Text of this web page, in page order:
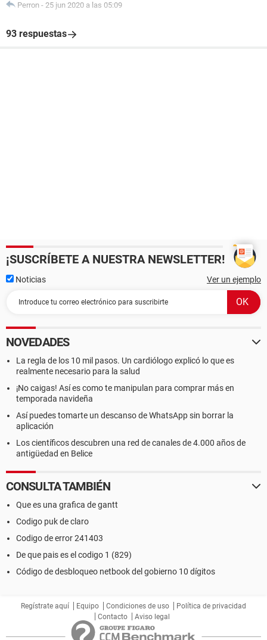
Perron - 25 jun 2020 a las 05:09
93 respuestas
¡SUSCRÍBETE A NUESTRA NEWSLETTER!
Noticias Ver un ejemplo
NOVEDADES
La regla de los 10 mil pasos. Un cardiólogo explicó lo que es
realmente necesario para la salud
¡No caigas! Así es como te manipulan para comprar más en
temporada navideña
Así puedes tomarte un descanso de WhatsApp sin borrar la
aplicación
Los científicos descubren una red de canales de 4.000 años de
antigüedad en Belice
CONSULTA TAMBIÉN
Que es una grafica de gantt
Codigo puk de claro
Codigo de error 241403
De que pais es el codigo 1 (829)
Código de desbloqueo netbook del gobierno 10 dígitos
Regístrate aquí Equipo Condiciones de uso
Política de privacidad
Contacto
Aviso legal